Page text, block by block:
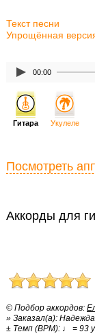
Текст песни
Упрощённая
00:00
Аккорды для
© Подбор аккордов:
» Заказал(а):
± Темп (BPM): ♩ = 93
Гитара Укулеле
Посмотреть